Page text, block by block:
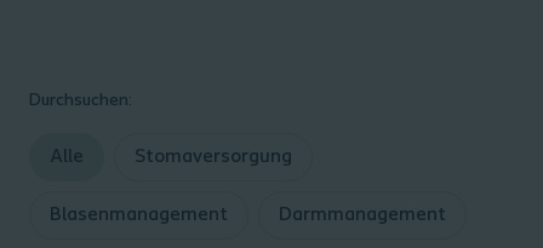
Durchsuchen:
Alle Stomaversorgung
Blasenmanagement Darmmanagement